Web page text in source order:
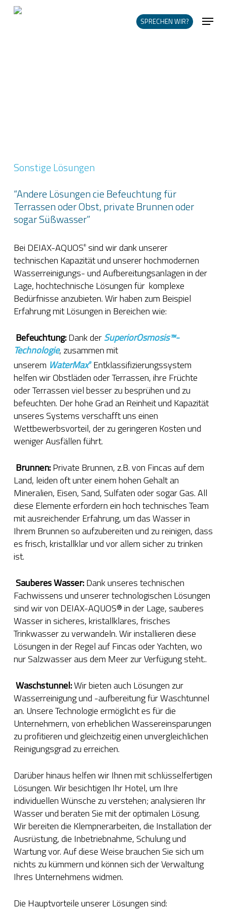
Skip
SPRECHEN WIR?
Sonstige Lösungen
“Andere Lösungen cie Befeuchtung für
Terrassen oder Obst, private Brunnen oder
sogar Süßwasser”
Bei DEIAX-AQUOS®sind wir dank unserer
technischen Kapazität und unserer hochmodernen
Wasserreinigungs- und Aufbereitungsanlagen in der
Lage, hochtechnische Lösungen für komplexe
Bedürfnisse anzubieten. Wir haben zum Beispiel
Erfahrung mit Lösungen in Bereichen wie:
Befeuchtung:Dank derSuperiorOsmosis™-
Technologie, zusammen mit
unserem WaterMax®Entklassifizierungssystem
helfen wir Obstläden oder Terrassen, ihre Früchte
oder Terrassen viel besser zu besprühen und zu
befeuchten. Der hohe Grad an Reinheit und Kapazität
unseres Systems verschafft uns einen
Wettbewerbsvorteil, der zu geringeren Kosten und
weniger Ausfällen führt.
Brunnen:Private Brunnen, z.B. von Fincas auf dem
Land, leiden oft unter einem hohen Gehalt an
Mineralien, Eisen, Sand, Sulfaten oder sogar Gas. All
diese Elemente erfordern ein hoch technisches Team
mit ausreichender Erfahrung, um das Wasser in
Ihrem Brunnen so aufzubereiten und zu reinigen, dass
es frisch, kristallklar und vor allem sicher zu trinken
ist.
Sauberes Wasser:Dank unseres technischen
Fachwissens und unserer technologischen Lösungen
sind wir von DEIAX-AQUOS® in der Lage, sauberes
Wasser in sicheres, kristallklares, frisches
Trinkwasser zu verwandeln. Wir installieren diese
Lösungen in der Regel auf Fincas oder Yachten, wo
nur Salzwasser aus dem Meer zur Verfügung steht..
Waschstunnel:Wir bieten auch Lösungen zur
Wasserreinigung und -aufbereitung für Waschtunnel
an. Unsere Technologie ermöglicht es für die
Unternehmern, von erheblichen Wassereinsparungen
zu profitieren und gleichzeitig einen unvergleichlichen
Reinigungsgrad zu erreichen.
Darüber hinaus helfen wir Ihnen mit schlüsselfertigen
Lösungen. Wir besichtigen Ihr Hotel, um Ihre
individuellen Wünsche zu verstehen; analysieren Ihr
Wasser und beraten Sie mit der optimalen Lösung.
Wir bereiten die Klempnerarbeiten, die Installation der
Ausrüstung, die Inbetriebnahme, Schulung und
Wartung vor. Auf diese Weise brauchen Sie sich um
nichts zu kümmern und können sich der Verwaltung
Ihres Unternehmens widmen.
Die Hauptvorteile unserer Lösungen sind: